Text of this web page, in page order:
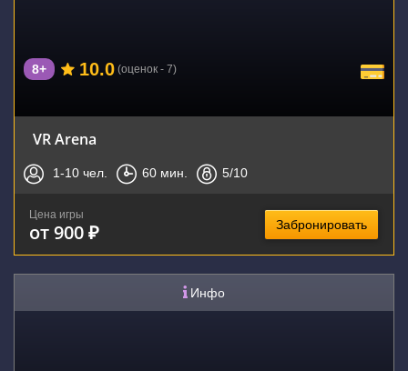
8+ 10.0 (оценок - 7)
VR Arena
1-10 чел. 60 мин. 5/10
Цена игры
от 900 ₽ Забронировать
Инфо